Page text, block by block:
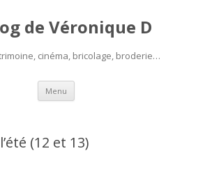
de Véronique D
cinéma, bricolage, broderie…
Menu Aller
contenu
(12 et 13)